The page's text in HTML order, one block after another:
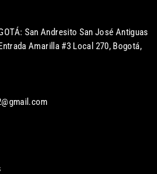
San Andresito San José Antiguas
Amarilla #3 Local 270, Bogotá,